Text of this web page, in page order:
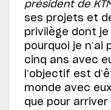
président de
ses projets et
privilège dont je
pourquoi je n’ai
cinq ans avec
l’objectif est
monde avec
que pour